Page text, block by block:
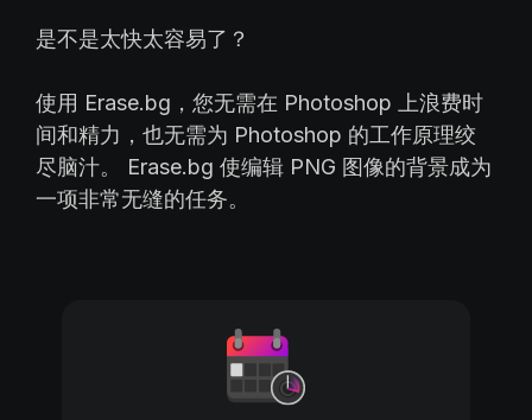
是不是太快太容易了？
使用 Erase.bg，您无需在 Photoshop 上浪费时
间和精力，也无需为 Photoshop 的工作原理绞
尽脑汁。 Erase.bg 使编辑 PNG 图像的背景成为
一项非常无缝的任务。